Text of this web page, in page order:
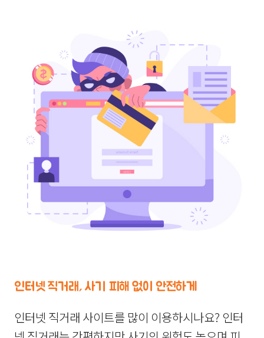
인터넷 직거래, 사기 피해 없이 안전하게
인터넷 직거래 사이트를 많이 이용하시나요? 인터